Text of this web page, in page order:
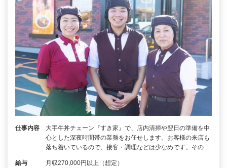
仕事内容
大手牛丼チェーン『すき家』で、店内清掃や翌日の準備を中
心とした深夜時間帯の業務をお任せします。お客様の来店も
落ち着いているので、接客・調理などは少なめです。その…
給与 月収270,000円以上（想定）